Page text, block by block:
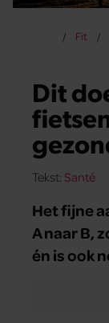
Fit
Dit
Tekst: Santé
Het fijne
A naar B,
én is ook